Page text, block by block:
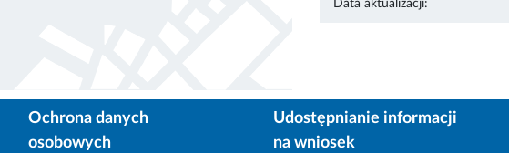
Data aktualizacji:
Ochrona danych
osobowych
Udostępnianie informacji
na wniosek